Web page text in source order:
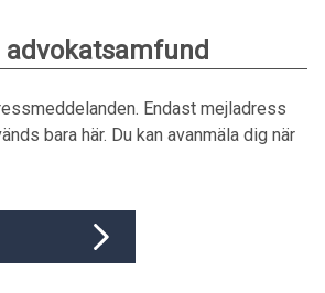
advokatsamfund
Endast mejladress
bara här. Du kan avanmäla dig när